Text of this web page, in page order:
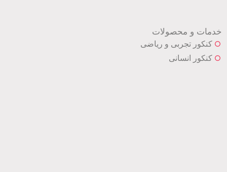
خدمات و محصولات
کنکور تجربی و ریاضی
کنکور انسانی